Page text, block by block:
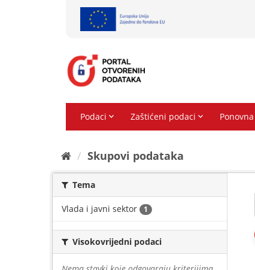
Skupovi podаtаkа
Tema
Vlada i javni sektor 1
Visokovrijedni podaci